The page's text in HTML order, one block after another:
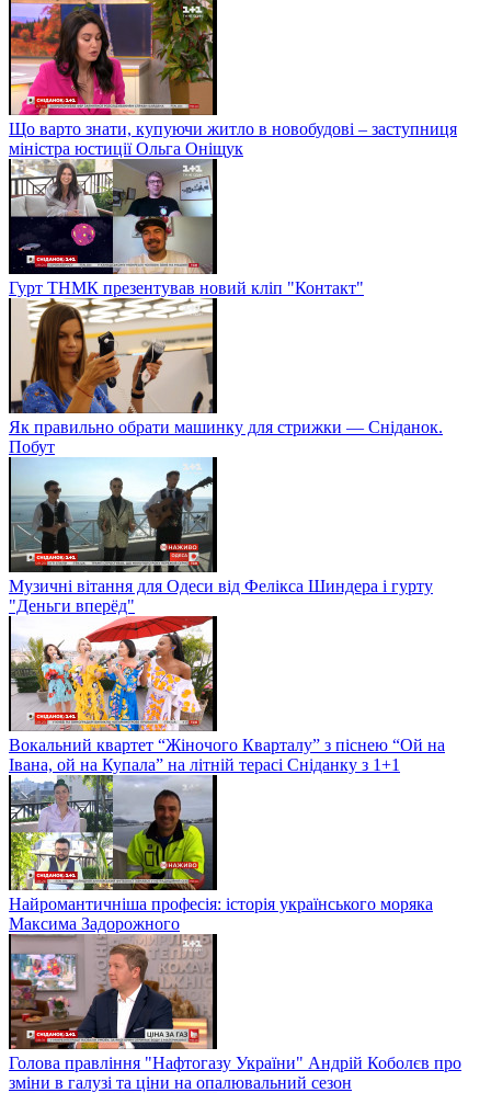
Що варто знати, купуючи житло в новобудові – заступниця
міністра юстиції Ольга Оніщук
Гурт ТНМК презентував новий кліп "Контакт"
Як правильно обрати машинку для стрижки — Сніданок.
Побут
Музичні вітання для Одеси від Фелікса Шиндера і гурту
"Деньги вперёд"
Вокальний квартет “Жіночого Кварталу” з піснею “Ой на
Івана, ой на Купала” на літній терасі Сніданку з 1+1
Найромантичніша професія: історія українського моряка
Максима Задорожного
Голова правління "Нафтогазу України" Андрій Коболєв про
зміни в галузі та ціни на опалювальний сезон